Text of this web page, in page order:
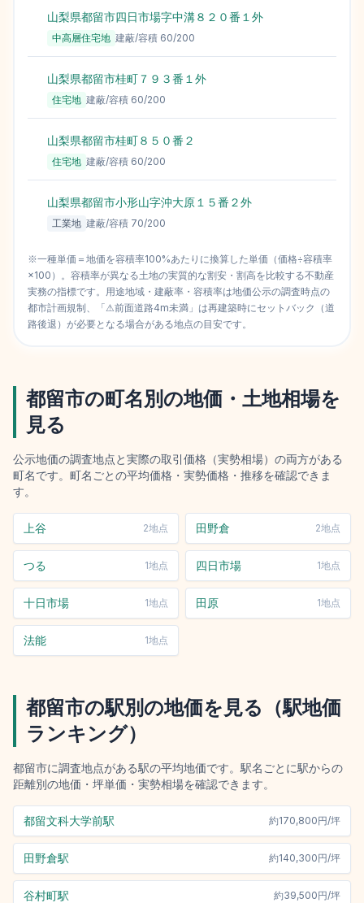
山梨県都留市四日市場字中溝８２０番１外
中高層住宅地 建蔽/容積 60/200
山梨県都留市桂町７９３番１外
住宅地 建蔽/容積 60/200
山梨県都留市桂町８５０番２
住宅地 建蔽/容積 60/200
山梨県都留市小形山字沖大原１５番２外
工業地 建蔽/容積 70/200
※一種単価＝地価を容積率100%あたりに換算した単価（価格÷容積率
×100）。容積率が異なる土地の実質的な割安・割高を比較する不動産
実務の指標です。用途地域・建蔽率・容積率は地価公示の調査時点の
都市計画規制、「⚠前面道路4m未満」は再建築時にセットバック（道
路後退）が必要となる場合がある地点の目安です。
都留市の町名別の地価・土地相場を
見る
公示地価の調査地点と実際の取引価格（実勢相場）の両方がある
町名です。町名ごとの平均価格・実勢価格・推移を確認できま
す。
上谷 2地点 田野倉 2地点
つる 1地点 四日市場 1地点
十日市場 1地点 田原 1地点
法能 1地点
都留市の駅別の地価を見る（駅地価
ランキング）
都留市に調査地点がある駅の平均地価です。駅名ごとに駅からの
距離別の地価・坪単価・実勢相場を確認できます。
都留文科大学前駅 約170,800円/坪
田野倉駅 約140,300円/坪
谷村町駅 約39,500円/坪